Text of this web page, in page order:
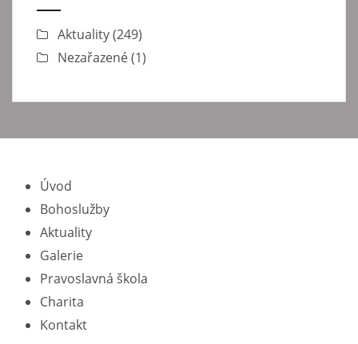
Aktuality(249)
Nezařazené(1)
Úvod
Bohoslužby
Aktuality
Galerie
Pravoslavná škola
Charita
Kontakt